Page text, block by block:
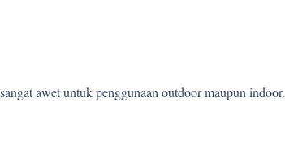
awet untuk penggunaan outdoor maupun indoor.